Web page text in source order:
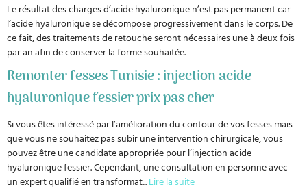
Le résultat des charges d’acide hyaluronique n’est pas permanent car
l’acide hyaluronique se décompose progressivement dans le corps. De
ce fait, des traitements de retouche seront nécessaires une à deux fois
par an afin de conserver la forme souhaitée.
Remonter fesses Tunisie : injection acide
hyaluronique fessier prix pas cher
Si vous êtes intéressé par l’amélioration du contour de vos fesses mais
que vous ne souhaitez pas subir une intervention chirurgicale, vous
pouvez être une candidate appropriée pour l’injection acide
hyaluronique fessier. Cependant, une consultation en personne avec
un expert qualifié en transformat...Lire la suite